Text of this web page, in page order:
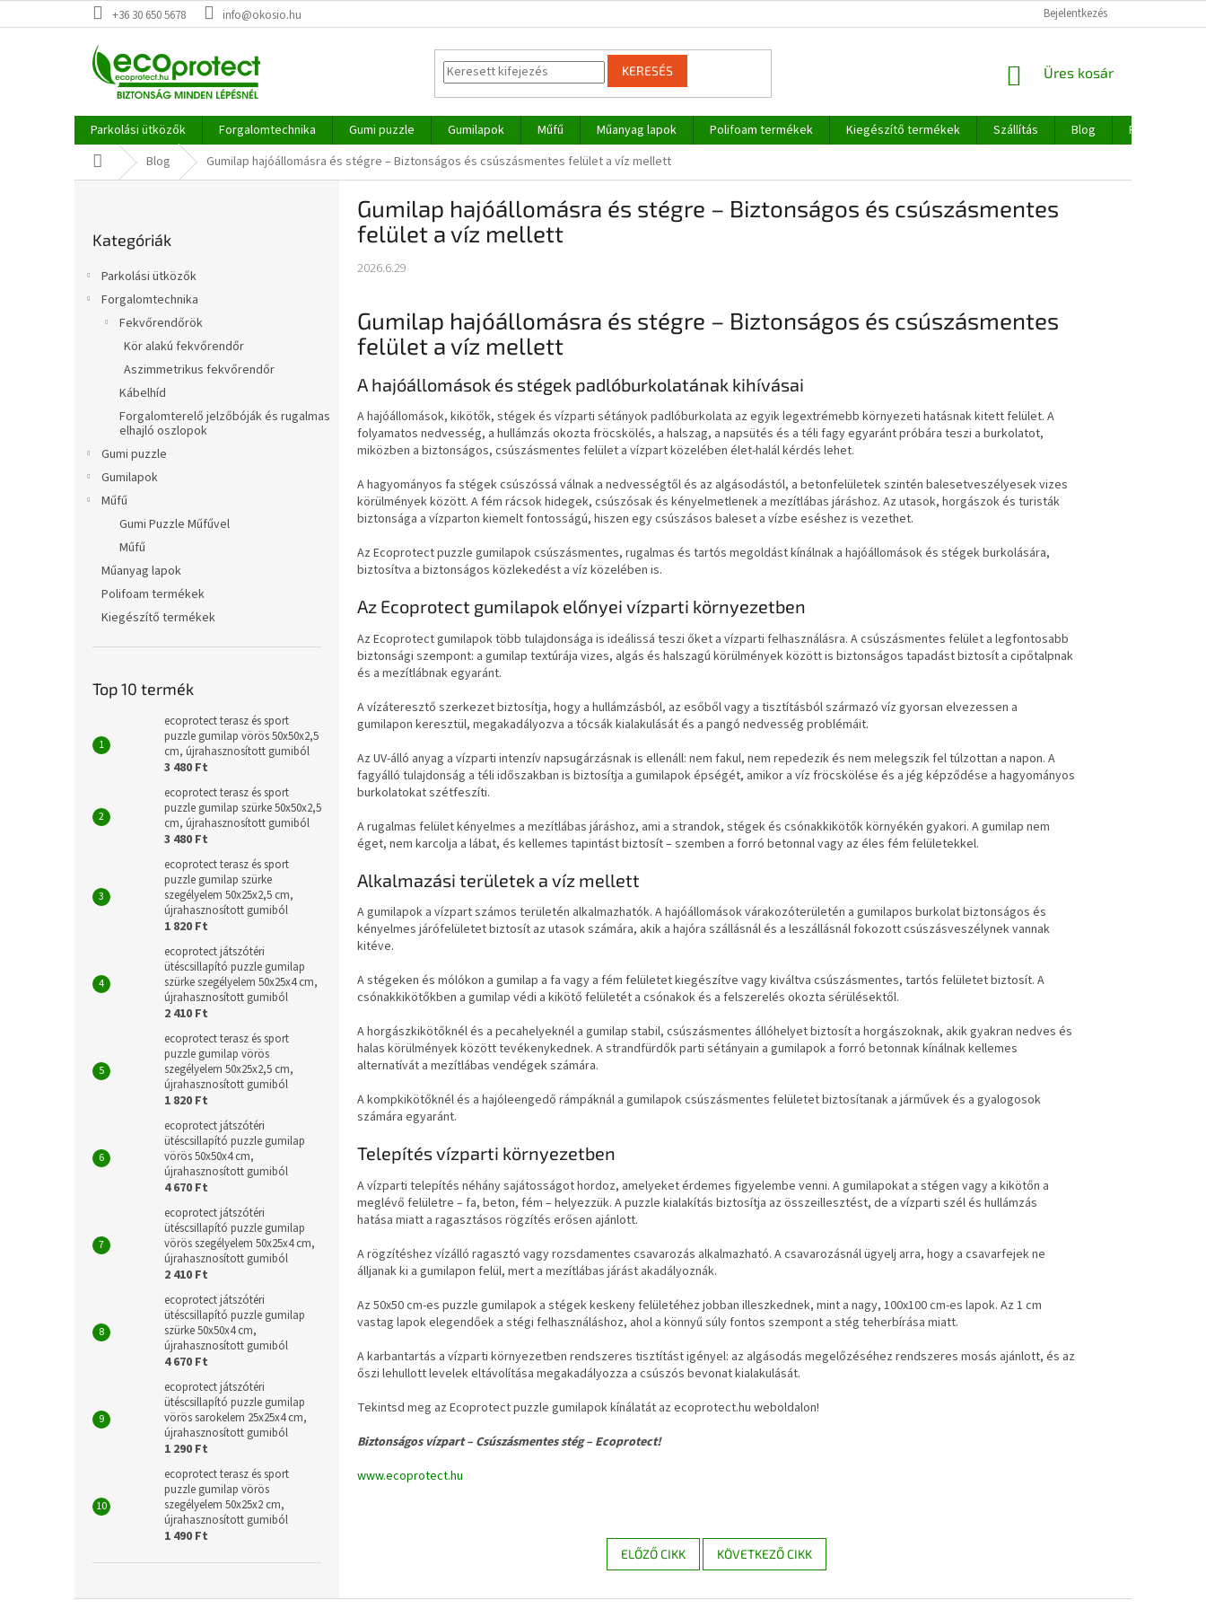
a
+36 30 650 5678 info@okosio.hu Bejelentkezés
KERESÉS KOSÁR
Üres kosár
Parkolási ütközők Forgalomtechnika Gumi puzzle Gumilapok Műfű Műanyag lapok Polifoam termékek Kiegészítő termékek Szállítás Blog
Rólunk
Kezdőlap
Blog Gumilap hajóállomásra és stégre – Biztonságos és csúszásmentes felület a víz mellett
átugrása
Kategóriák
Parkolási ütközők
Forgalomtechnika
Fekvőrendőrök
Kör alakú fekvőrendőr
Aszimmetrikus fekvőrendőr
Kábelhíd
Forgalomterelő jelzőbóják és rugalmas
elhajló oszlopok
Gumi puzzle
Gumilapok
Műfű
Gumi Puzzle Műfűvel
Műfű
Műanyag lapok
Polifoam termékek
Kiegészítő termékek
Top 10 termék
ecoprotect terasz és sport
puzzle gumilap vörös 50x50x2,5
cm, újrahasznosított gumiból
3 480 Ft
ecoprotect terasz és sport
puzzle gumilap szürke 50x50x2,5
cm, újrahasznosított gumiból
3 480 Ft
ecoprotect terasz és sport
puzzle gumilap szürke
szegélyelem 50x25x2,5 cm,
újrahasznosított gumiból
1 820 Ft
ecoprotect játszótéri
ütéscsillapító puzzle gumilap
szürke szegélyelem 50x25x4 cm,
újrahasznosított gumiból
2 410 Ft
ecoprotect terasz és sport
puzzle gumilap vörös
szegélyelem 50x25x2,5 cm,
újrahasznosított gumiból
1 820 Ft
ecoprotect játszótéri
ütéscsillapító puzzle gumilap
vörös 50x50x4 cm,
újrahasznosított gumiból
4 670 Ft
ecoprotect játszótéri
ütéscsillapító puzzle gumilap
vörös szegélyelem 50x25x4 cm,
újrahasznosított gumiból
2 410 Ft
ecoprotect játszótéri
ütéscsillapító puzzle gumilap
szürke 50x50x4 cm,
újrahasznosított gumiból
4 670 Ft
ecoprotect játszótéri
ütéscsillapító puzzle gumilap
vörös sarokelem 25x25x4 cm,
újrahasznosított gumiból
1 290 Ft
ecoprotect terasz és sport
puzzle gumilap vörös
szegélyelem 50x25x2 cm,
újrahasznosított gumiból
1 490 Ft
Gumilap hajóállomásra és stégre – Biztonságos és csúszásmentes
felület a víz mellett
2026.6.29
Gumilap hajóállomásra és stégre – Biztonságos és csúszásmentes
felület a víz mellett
A hajóállomások és stégek padlóburkolatának kihívásai
A hajóállomások, kikötők, stégek és vízparti sétányok padlóburkolata az egyik legextrémebb környezeti hatásnak kitett felület. A
folyamatos nedvesség, a hullámzás okozta fröcskölés, a halszag, a napsütés és a téli fagy egyaránt próbára teszi a burkolatot,
miközben a biztonságos, csúszásmentes felület a vízpart közelében élet-halál kérdés lehet.
A hagyományos fa stégek csúszóssá válnak a nedvességtől és az algásodástól, a betonfelületek szintén balesetveszélyesek vizes
körülmények között. A fém rácsok hidegek, csúszósak és kényelmetlenek a mezítlábas járáshoz. Az utasok, horgászok és turisták
biztonsága a vízparton kiemelt fontosságú, hiszen egy csúszásos baleset a vízbe eséshez is vezethet.
Az Ecoprotect puzzle gumilapok csúszásmentes, rugalmas és tartós megoldást kínálnak a hajóállomások és stégek burkolására,
biztosítva a biztonságos közlekedést a víz közelében is.
Az Ecoprotect gumilapok előnyei vízparti környezetben
Az Ecoprotect gumilapok több tulajdonsága is ideálissá teszi őket a vízparti felhasználásra. A csúszásmentes felület a legfontosabb
biztonsági szempont: a gumilap textúrája vizes, algás és halszagú körülmények között is biztonságos tapadást biztosít a cipőtalpnak
és a mezítlábnak egyaránt.
A vízáteresztő szerkezet biztosítja, hogy a hullámzásból, az esőből vagy a tisztításból származó víz gyorsan elvezessen a
gumilapon keresztül, megakadályozva a tócsák kialakulását és a pangó nedvesség problémáit.
Az UV-álló anyag a vízparti intenzív napsugárzásnak is ellenáll: nem fakul, nem repedezik és nem melegszik fel túlzottan a napon. A
fagyálló tulajdonság a téli időszakban is biztosítja a gumilapok épségét, amikor a víz fröcskölése és a jég képződése a hagyományos
burkolatokat szétfeszíti.
A rugalmas felület kényelmes a mezítlábas járáshoz, ami a strandok, stégek és csónakkikötők környékén gyakori. A gumilap nem
éget, nem karcolja a lábat, és kellemes tapintást biztosít – szemben a forró betonnal vagy az éles fém felületekkel.
Alkalmazási területek a víz mellett
A gumilapok a vízpart számos területén alkalmazhatók. A hajóállomások várakozóterületén a gumilapos burkolat biztonságos és
kényelmes járófelületet biztosít az utasok számára, akik a hajóra szállásnál és a leszállásnál fokozott csúszásveszélynek vannak
kitéve.
A stégeken és mólókon a gumilap a fa vagy a fém felületet kiegészítve vagy kiváltva csúszásmentes, tartós felületet biztosít. A
csónakkikötőkben a gumilap védi a kikötő felületét a csónakok és a felszerelés okozta sérülésektől.
A horgászkikötőknél és a pecahelyeknél a gumilap stabil, csúszásmentes állóhelyet biztosít a horgászoknak, akik gyakran nedves és
halas körülmények között tevékenykednek. A strandfürdők parti sétányain a gumilapok a forró betonnak kínálnak kellemes
alternatívát a mezítlábas vendégek számára.
A kompkikötőknél és a hajóleengedő rámpáknál a gumilapok csúszásmentes felületet biztosítanak a járművek és a gyalogosok
számára egyaránt.
Telepítés vízparti környezetben
A vízparti telepítés néhány sajátosságot hordoz, amelyeket érdemes figyelembe venni. A gumilapokat a stégen vagy a kikötőn a
meglévő felületre – fa, beton, fém – helyezzük. A puzzle kialakítás biztosítja az összeillesztést, de a vízparti szél és hullámzás
hatása miatt a ragasztásos rögzítés erősen ajánlott.
A rögzítéshez vízálló ragasztó vagy rozsdamentes csavarozás alkalmazható. A csavarozásnál ügyelj arra, hogy a csavarfejek ne
álljanak ki a gumilapon felül, mert a mezítlábas járást akadályoznák.
Az 50x50 cm-es puzzle gumilapok a stégek keskeny felületéhez jobban illeszkednek, mint a nagy, 100x100 cm-es lapok. Az 1 cm
vastag lapok elegendőek a stégi felhasználáshoz, ahol a könnyű súly fontos szempont a stég teherbírása miatt.
A karbantartás a vízparti környezetben rendszeres tisztítást igényel: az algásodás megelőzéséhez rendszeres mosás ajánlott, és az
őszi lehullott levelek eltávolítása megakadályozza a csúszós bevonat kialakulását.
Tekintsd meg az Ecoprotect puzzle gumilapok kínálatát az ecoprotect.hu weboldalon!
Biztonságos vízpart – Csúszásmentes stég – Ecoprotect!
www.ecoprotect.hu
ELŐZŐ CIKK KÖVETKEZŐ CIKK